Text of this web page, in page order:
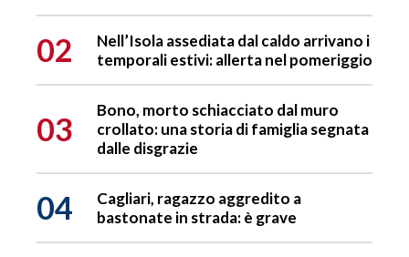
02
Nell’Isola assediata dal caldo arrivano i
temporali estivi: allerta nel pomeriggio
03
Bono, morto schiacciato dal muro
crollato: una storia di famiglia segnata
dalle disgrazie
04
Cagliari, ragazzo aggredito a
bastonate in strada: è grave